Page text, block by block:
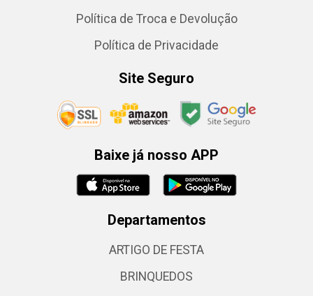
Política de Troca e Devolução
Política de Privacidade
Site Seguro
Baixe já nosso APP
Departamentos
ARTIGO DE FESTA
BRINQUEDOS